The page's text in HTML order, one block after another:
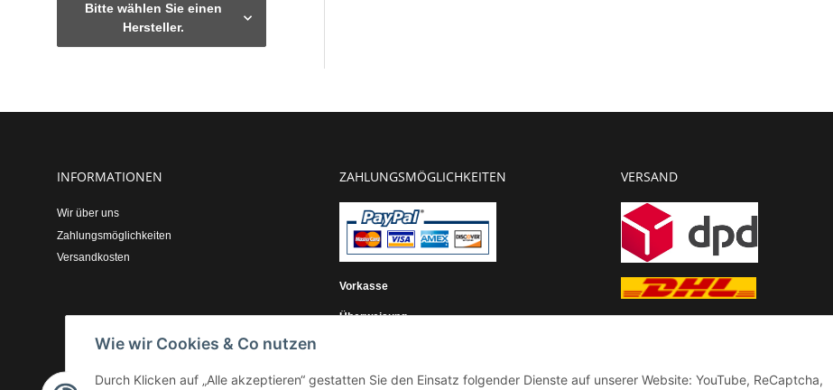
Wie wir Cookies & Co nutzen
Durch Klicken auf „Alle akzeptieren“ gestatten Sie den Einsatz folgender Dienste auf unserer Website: YouTube, ReCaptcha,
Bitte wählen Sie einen
Hersteller.
INFORMATIONEN
Wir über uns
Zahlungsmöglichkeiten
Versandkosten
ZAHLUNGSMÖGLICHKEITEN
Vorkasse
Überweisung
VERSAND